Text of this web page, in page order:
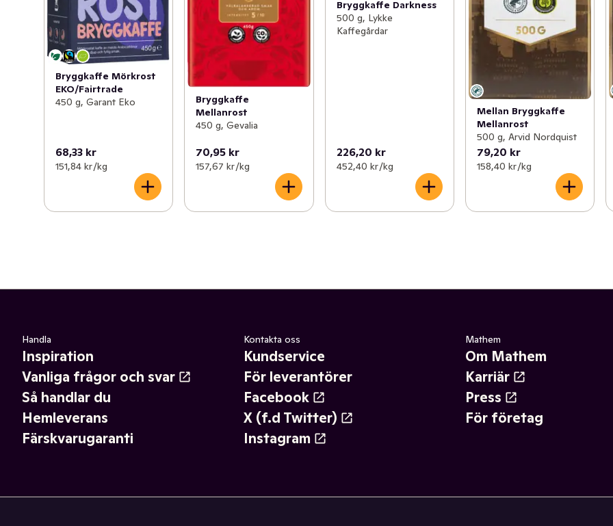
Bryggkaffe Mörkrost
EKO/Fairtrade
450 g, Garant Eko
68,33 kr
151,84 kr /kg
Bryggkaffe
Mellanrost
450 g, Gevalia
70,95 kr
157,67 kr /kg
Bryggkaffe Darkness
500 g, Lykke
Kaffegårdar
226,20 kr
452,40 kr /kg
Mellan Bryggkaffe
Mellanrost
500 g, Arvid Nordquist
79,20 kr
158,40 kr /kg
Handla
Inspiration
Vanliga frågor och svar
Så handlar du
Hemleverans
Färskvarugaranti
Kontakta oss
Kundservice
För leverantörer
Facebook
X (f.d Twitter)
Instagram
Mathem
Om Mathem
Karriär
Press
För företag